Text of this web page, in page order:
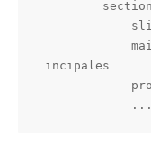
incipales
            ...